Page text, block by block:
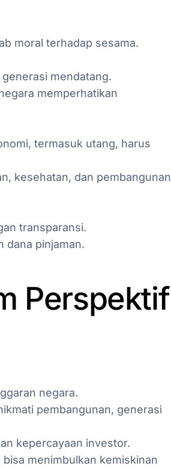
moral terhadap sesama.
mendatang.
memperhatikan
termasuk utang, harus
kesehatan, dan pembangunan
transparansi.
dana pinjaman.
Perspektif
negara.
pembangunan, generasi
kepercayaan investor.
menimbulkan kemiskinan